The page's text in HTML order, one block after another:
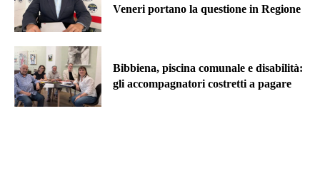
Veneri portano la questione in Regione
Bibbiena, piscina comunale e disabilità:
gli accompagnatori costretti a pagare